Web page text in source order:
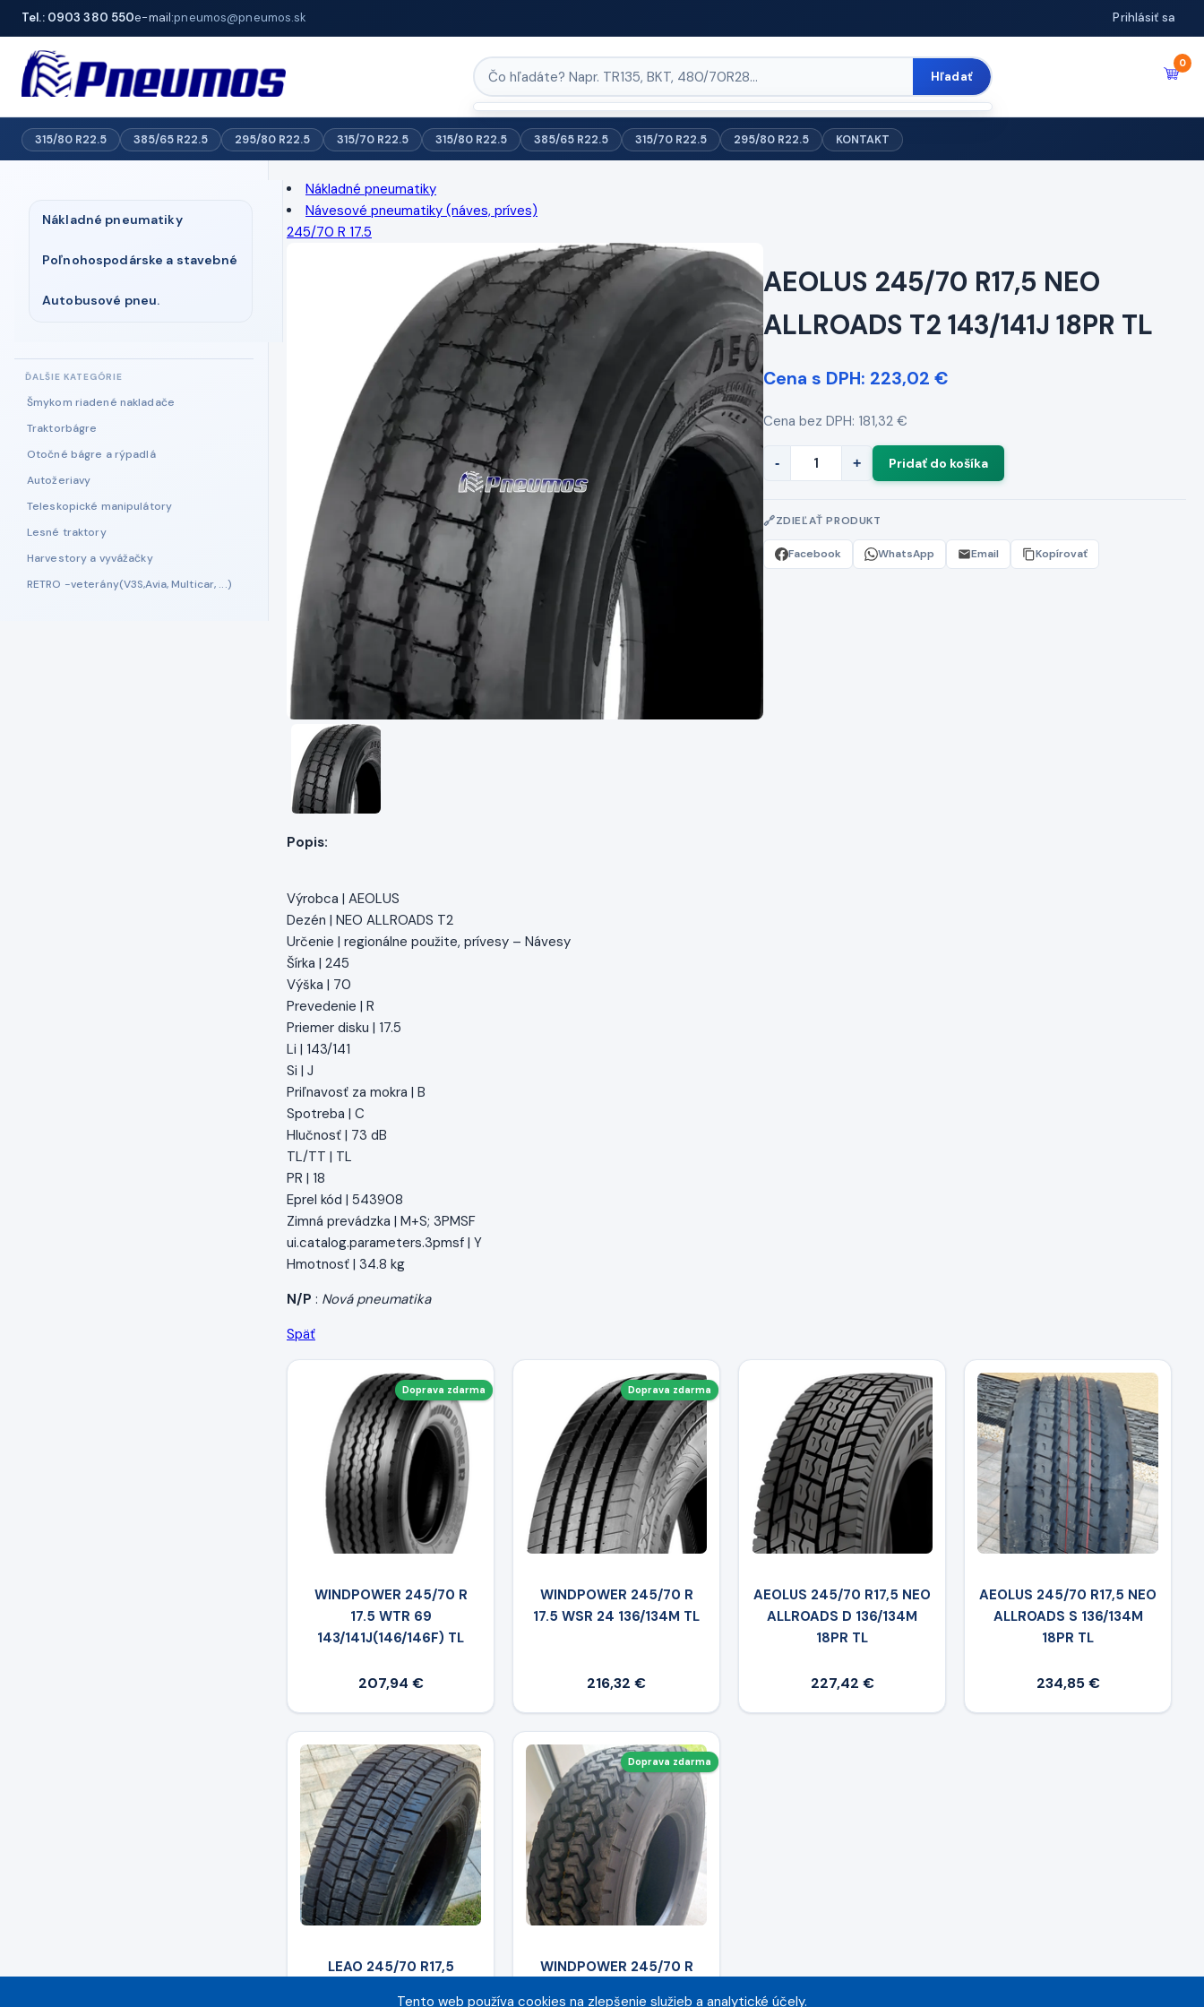
Tel.: 0903 380 550e-mail:pneumos@pneumos.sk Prihlásiť sa
Hľadať
0
315/80 R22.5 385/65 R22.5 295/80 R22.5 315/70 R22.5 315/80 R22.5 385/65 R22.5 315/70 R22.5 295/80 R22.5 KONTAKT
Nákladné pneumatiky
Poľnohospodárske a stavebné
Autobusové pneu.
Šmykom riadené nakladače
Traktorbágre
Otočné bágre a rýpadlá
Autožeriavy
Teleskopické manipulátory
Lesné traktory
Harvestory a vyvážačky
RETRO -veterány(V3S,Avia, Multicar, ...)
Nákladné pneumatiky
Návesové pneumatiky (náves, príves)
245/70 R 17.5
AEOLUS 245/70 R17,5 NEO
ALLROADS T2 143/141J 18PR TL
Cena s DPH: 223,02 €
Cena bez DPH: 181,32 €
- +
ZDIEĽAŤ PRODUKT
Facebook WhatsApp Email Kopírovať
Popis:
Výrobca | AEOLUS
Dezén | NEO ALLROADS T2
Určenie | regionálne použite, prívesy – Návesy
Šírka | 245
Výška | 70
Prevedenie | R
Priemer disku | 17.5
Li | 143/141
Si | J
Priľnavosť za mokra | B
Spotreba | C
Hlučnosť | 73 dB
TL/TT | TL
PR | 18
Eprel kód | 543908
Zimná prevádzka | M+S; 3PMSF
ui.catalog.parameters.3pmsf | Y
Hmotnosť | 34.8 kg
N/P : Nová pneumatika
Späť
Doprava zdarma
WINDPOWER 245/70 R
17.5 WTR 69
143/141J(146/146F) TL
207,94 €
Doprava zdarma
WINDPOWER 245/70 R
17.5 WSR 24 136/134M TL
216,32 €
AEOLUS 245/70 R17,5 NEO
ALLROADS D 136/134M
18PR TL
227,42 €
AEOLUS 245/70 R17,5 NEO
ALLROADS S 136/134M
18PR TL
234,85 €
LEAO 245/70 R17,5
Doprava zdarma
WINDPOWER 245/70 R
Tento web používa cookies na zlepšenie služieb a analytické účely.